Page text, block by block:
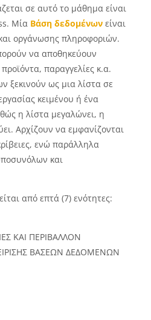
σε αυτό το μάθημα είναι
Μία Βάση δεδομένων είναι
οργάνωσης πληροφοριών.
να αποθηκεύουν
παραγγελίες κ.α.
ξεκινούν ως μια λίστα σε
κειμένου ή ένα
η λίστα μεγαλώνει, η
Αρχίζουν να εμφανίζονται
ενώ παράλληλα
και
από επτά (7) ενότητες:
ΚΑΙ ΠΕΡΙΒΑΛΛΟΝ
ΒΑΣΕΩΝ ΔΕΔΟΜΕΝΩΝ